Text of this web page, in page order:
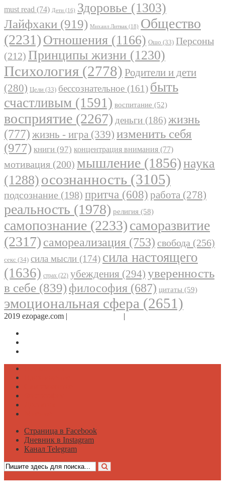
must read (74) Дети (16) Здоровье (1303)
Лайфхаки (919) Михаил Литвак (18) Общество
(2231) Отношения (1166) Ошо (33) Персоны
(212) Принципы жизни (1230)
Психология (2778) Родители и дети
(280) Цели (33) бессознательное (161) быть
счастливым (1591) воспитание (52)
восприятие (2267) деньги (186)жизнь
(777) жизнь - игра (339) изменить себя
(977) книги (97) концентрация внимания (77)
мотивация (200) мышление (1856)наука
(1288) осознанность (3105)
подсознание (198) притча (608) работа (278)
реальность (1978) религия (58)
самопознание (2233)саморазвитие
(2317) самореализация (753) свобода (256)
секс (34) сила мысли (174) сила настоящего
(1636) страх (22) убеждения (294) уверенность
в себе (839) философия (687) цитаты (59)
эмоциональная сфера (2651)
2019 ezopage.com | |
Страница в Facebook
Дневник в Instagram
Канал Telegram